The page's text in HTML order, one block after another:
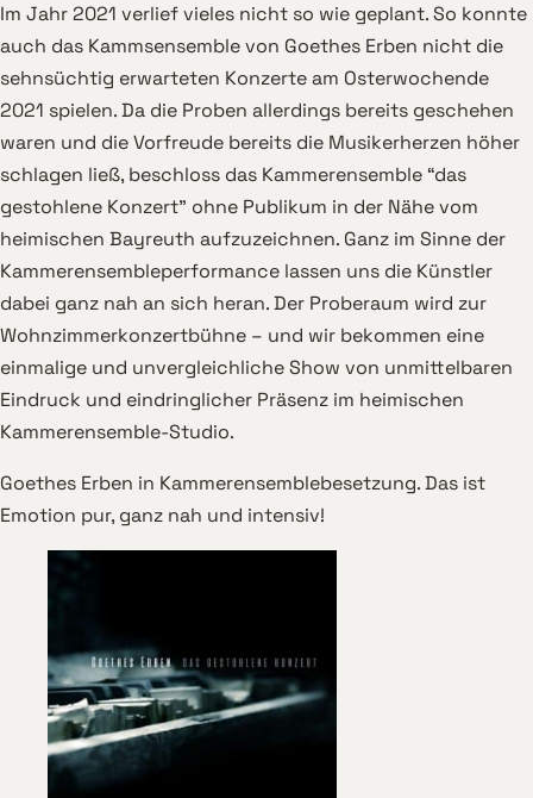
Im Jahr 2021 verlief vieles nicht so wie geplant. So konnte
auch das Kammsensemble von Goethes Erben nicht die
sehnsüchtig erwarteten Konzerte am Osterwochende
2021 spielen. Da die Proben allerdings bereits geschehen
waren und die Vorfreude bereits die Musikerherzen höher
schlagen ließ, beschloss das Kammerensemble “das
gestohlene Konzert” ohne Publikum in der Nähe vom
heimischen Bayreuth aufzuzeichnen. Ganz im Sinne der
Kammerensembleperformance lassen uns die Künstler
dabei ganz nah an sich heran. Der Proberaum wird zur
Wohnzimmerkonzertbühne – und wir bekommen eine
einmalige und unvergleichliche Show von unmittelbaren
Eindruck und eindringlicher Präsenz im heimischen
Kammerensemble-Studio.
Goethes Erben in Kammerensemblebesetzung. Das ist
Emotion pur, ganz nah und intensiv!